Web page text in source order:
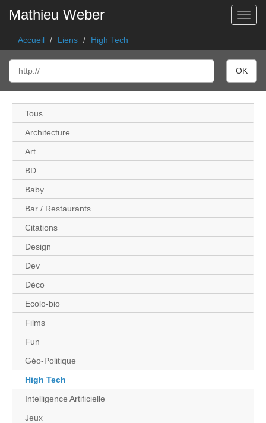
Mathieu Weber
Accueil Liens High Tech
Tous
Architecture
Art
BD
Baby
Bar / Restaurants
Citations
Design
Dev
Déco
Ecolo-bio
Films
Fun
Géo-Politique
High Tech
Intelligence Artificielle
Jeux